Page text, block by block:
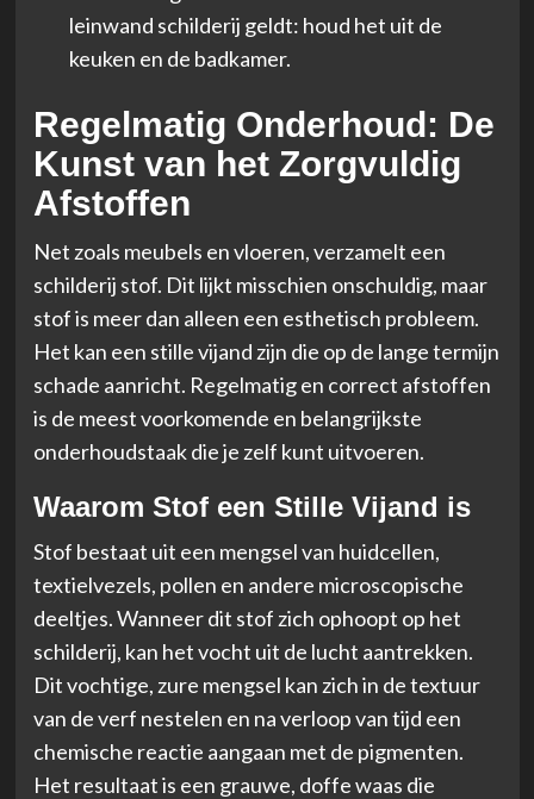
leinwand schilderij geldt: houd het uit de
keuken en de badkamer.
Regelmatig Onderhoud: De
Kunst van het Zorgvuldig
Afstoffen
Net zoals meubels en vloeren, verzamelt een
schilderij stof. Dit lijkt misschien onschuldig, maar
stof is meer dan alleen een esthetisch probleem.
Het kan een stille vijand zijn die op de lange termijn
schade aanricht. Regelmatig en correct afstoffen
is de meest voorkomende en belangrijkste
onderhoudstaak die je zelf kunt uitvoeren.
Waarom Stof een Stille Vijand is
Stof bestaat uit een mengsel van huidcellen,
textielvezels, pollen en andere microscopische
deeltjes. Wanneer dit stof zich ophoopt op het
schilderij, kan het vocht uit de lucht aantrekken.
Dit vochtige, zure mengsel kan zich in de textuur
van de verf nestelen en na verloop van tijd een
chemische reactie aangaan met de pigmenten.
Het resultaat is een grauwe, doffe waas die